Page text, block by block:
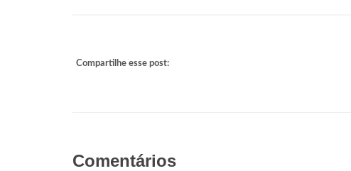
Compartilhe esse post:
Comentários